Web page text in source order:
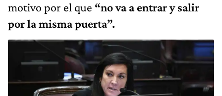
motivo por el que “no va a entrar y salir
por la misma puerta”.